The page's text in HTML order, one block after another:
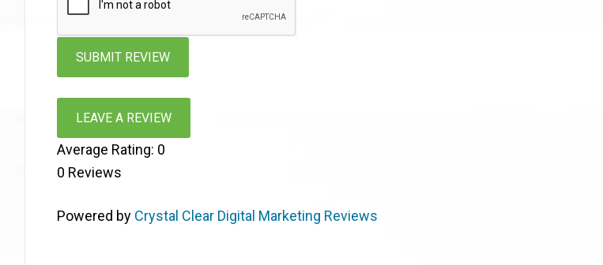
LEAVE A REVIEW
Average Rating: 0
0 Reviews
Powered by Crystal Clear Digital Marketing Reviews